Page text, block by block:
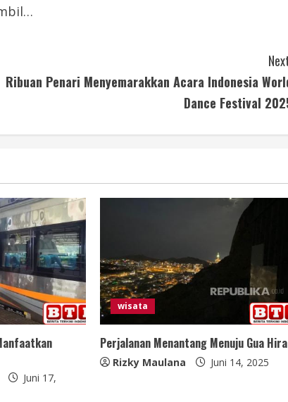
Ribuan Penari Menyemarakkan Acara Indonesia
Dance Festival
Juni 17,
wisata
Perjalanan Menantang Menuju Gua Hira
Rizky Maulana Juni 14, 2025